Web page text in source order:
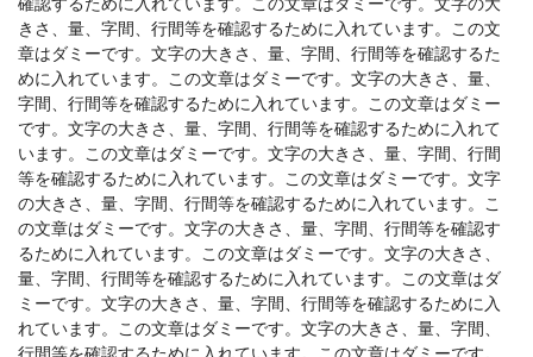
きさ、量、字間、行間等を確認するために入れています。この文
章はダミーです。文字の大きさ、量、字間、行間等を確認するた
めに入れています。この文章はダミーです。文字の大きさ、量、
字間、行間等を確認するために入れています。この文章はダミー
です。文字の大きさ、量、字間、行間等を確認するために入れて
います。この文章はダミーです。文字の大きさ、量、字間、行間
等を確認するために入れています。この文章はダミーです。文字
の大きさ、量、字間、行間等を確認するために入れています。こ
の文章はダミーです。文字の大きさ、量、字間、行間等を確認す
るために入れています。この文章はダミーです。文字の大きさ、
量、字間、行間等を確認するために入れています。この文章はダ
ミーです。文字の大きさ、量、字間、行間等を確認するために入
れています。この文章はダミーです。文字の大きさ、量、字間、
行間等を確認するために入れています。この文章はダミーです。